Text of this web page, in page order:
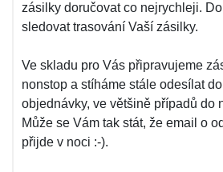
zásilky doručovat co nejrychleji.
sledovat trasování Vaší zásilky.
Ve skladu pro Vás připravujeme
nonstop a stíháme stále odesílat
objednávky, ve většině případů do
Může se Vám tak stát, že email o
přijde v noci :-).